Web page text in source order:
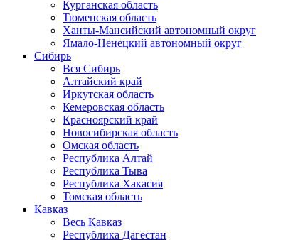
Курганская область
Тюменская область
Ханты-Мансийский автономный округ
Ямало-Ненецкий автономный округ
Сибирь
Вся Сибирь
Алтайский край
Иркутская область
Кемеровская область
Красноярский край
Новосибирская область
Омская область
Республика Алтай
Республика Тыва
Республика Хакасия
Томская область
Кавказ
Весь Кавказ
Республика Дагестан